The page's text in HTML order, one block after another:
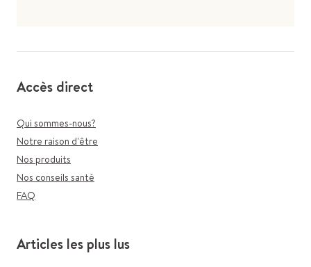
Accès direct
Qui sommes-nous?
Notre raison d'être
Nos produits
Nos conseils santé
FAQ
Articles les plus lus